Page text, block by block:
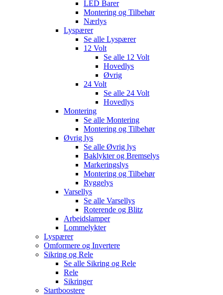
LED Barer
Montering og Tilbehør
Nærlys
Lyspærer
Se alle Lyspærer
12 Volt
Se alle 12 Volt
Hovedlys
Øvrig
24 Volt
Se alle 24 Volt
Hovedlys
Montering
Se alle Montering
Montering og Tilbehør
Øvrig lys
Se alle Øvrig lys
Baklykter og Bremselys
Markeringslys
Montering og Tilbehør
Ryggelys
Varsellys
Se alle Varsellys
Roterende og Blitz
Arbeidslamper
Lommelykter
Lyspærer
Omformere og Invertere
Sikring og Rele
Se alle Sikring og Rele
Rele
Sikringer
Startboostere